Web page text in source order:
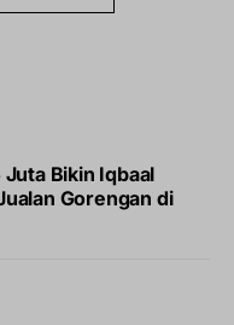
Juta Bikin Iqbaal
Gorengan di